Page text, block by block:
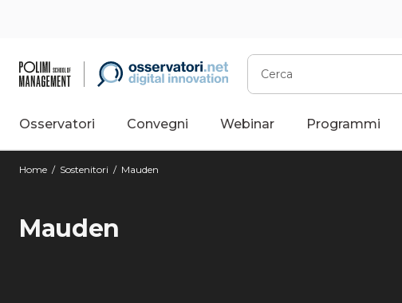
Cerca
Osservatori Convegni Webinar Programmi
Home / Sostenitori / Mauden
Mauden